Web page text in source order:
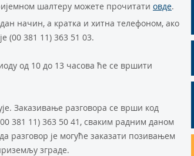
шалтеру можете прочитати овде.
начин, а кратка и хитна телефоном, ако
(00 381 11) 363 51 03.
од 10 до 13 часова ће се вршити
Заказивање разговора се врши код
381 11) 363 50 41, сваким радним даном
разговор је могуће заказати позивањем
зграде.